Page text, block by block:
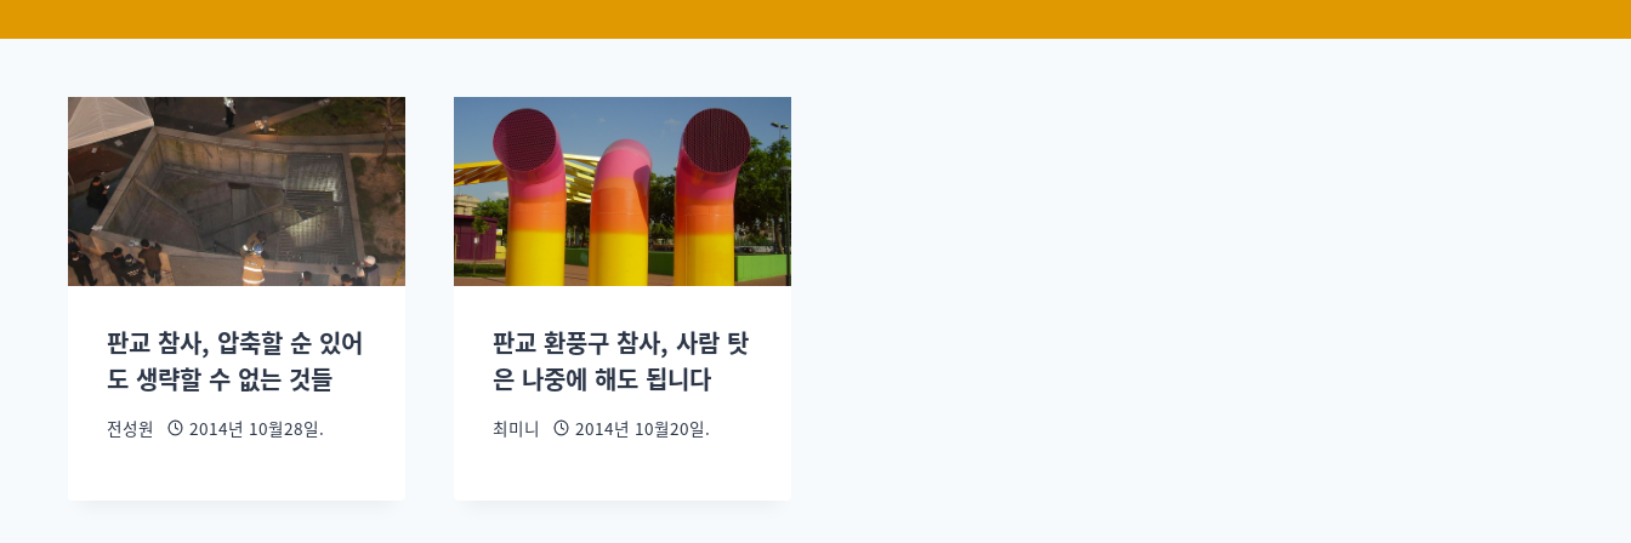
판교 참사, 압축할 순 있어
도 생략할 수 없는 것들
전성원 2014년 10월28일.
판교 환풍구 참사, 사람 탓
은 나중에 해도 됩니다
최미니 2014년 10월20일.